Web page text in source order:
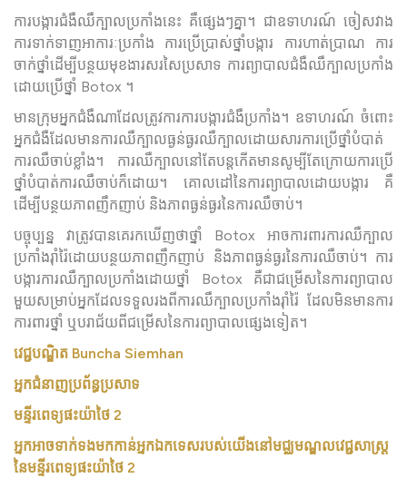
ការបង្ការជំងឺឈឺក្បាលប្រកាំងនេះ គឺផ្សេងៗគ្នា។ ជាឧទាហរណ៍ ចៀសវាង
ការទាក់ទាញអាការៈប្រកាំង​ ការប្រើប្រាស់ថ្នាំបង្ការ ការហាត់ប្រាណ ការ
ចាក់ថ្នាំ​ដើម្បីបន្ថយមុខងារសរសៃប្រសាទ ការព្យាបាលជំងឺឈឺក្បាលប្រកាំង
ដោយប្រើថ្នាំ Botox ។
មានក្រុមអ្នកជំងឺណាដែលត្រូវការការបង្ការជំងឺប្រកាំង។ ឧទាហរណ៍​ ចំពោះ
អ្នកជំងឺដែលមានការឈឺក្បាលធ្ងន់ធ្ងរឈឺក្បាលដោយសារការប្រើថ្នាំបំបាត់
ការឈឺចាប់ខ្លាំង។ ការឈឺក្បាលនៅតែបន្តកើតមានសូម្បីតែក្រោយការប្រើ
ថ្នាំបំបាត់ការឈឺចាប់ក៏ដោយ។ គោលដៅនៃការព្យាបាលដោយបង្ការ គឺ
ដើម្បីបន្ថយភាពញឹកញាប់ និងភាពធ្ងន់ធ្ងរនៃការឈឺចាប់។
បច្ចុប្បន្ន វាត្រូវបានគេរកឃើញថាថ្នាំ Botox អាចការពារការឈឺក្បាល
ប្រកាំងរ៉ាំរ៉ៃដោយបន្ថយភាពញឹកញាប់ និងភាពធ្ងន់ធ្ងរនៃការឈឺចាប់។ ការ
បង្ការការឈឺក្បាលប្រកាំងដោយថ្នាំ Botox គឺជាជម្រើសនៃការព្យាបាល
មួយសម្រាប់អ្នកដែលទទួលរងពីការឈឺក្បាលប្រកាំងរ៉ាំរ៉ៃ ដែលមិន​មានការ
ការពារថ្នាំ ឬបរាជ័យពីជម្រើសនៃការព្យាបាលផ្សេងទៀត។
វេជ្ជបណ្ឌិត Buncha Siemhan
អ្នកជំនាញប្រព័ន្ធប្រសាទ
មន្ទីរពេទ្យផះយ៉ាថៃ 2
អ្នកអាចទាក់ទងមកកាន់អ្នកឯកទេសរបស់យើងនៅមជ្ឈមណ្ឌលវេជ្ជសាស្រ្ត
នៃមន្ទីរពេទ្យផះយ៉ាថៃ 2